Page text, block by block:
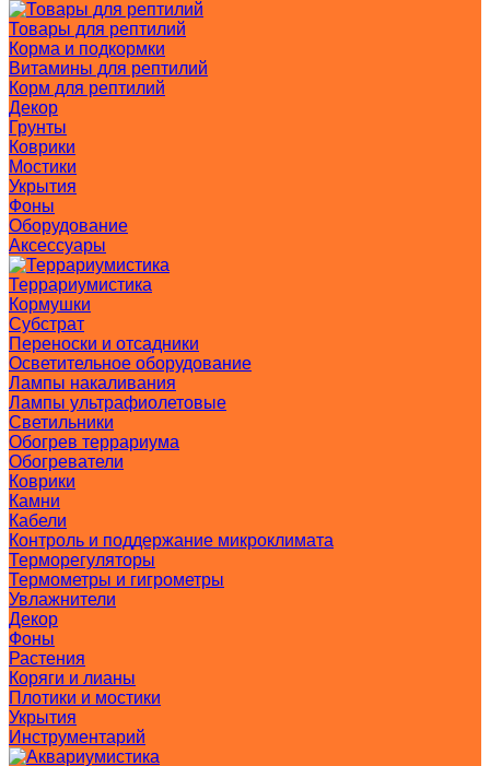
Товары для рептилий
Корма и подкормки
Витамины для рептилий
Корм для рептилий
Декор
Грунты
Коврики
Мостики
Укрытия
Фоны
Оборудование
Аксессуары
Террариумистика
Кормушки
Субстрат
Переноски и отсадники
Осветительное оборудование
Лампы накаливания
Лампы ультрафиолетовые
Светильники
Обогрев террариума
Обогреватели
Коврики
Камни
Кабели
Контроль и поддержание микроклимата
Терморегуляторы
Термометры и гигрометры
Увлажнители
Декор
Фоны
Растения
Коряги и лианы
Плотики и мостики
Укрытия
Инструментарий